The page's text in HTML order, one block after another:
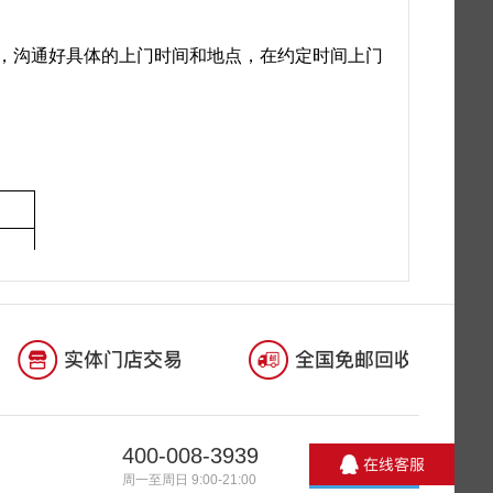
400-008-3939
周一至周日 9:00-21:00